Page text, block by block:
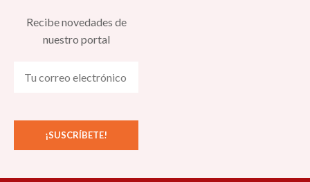
Recibe novedades de
nuestro portal